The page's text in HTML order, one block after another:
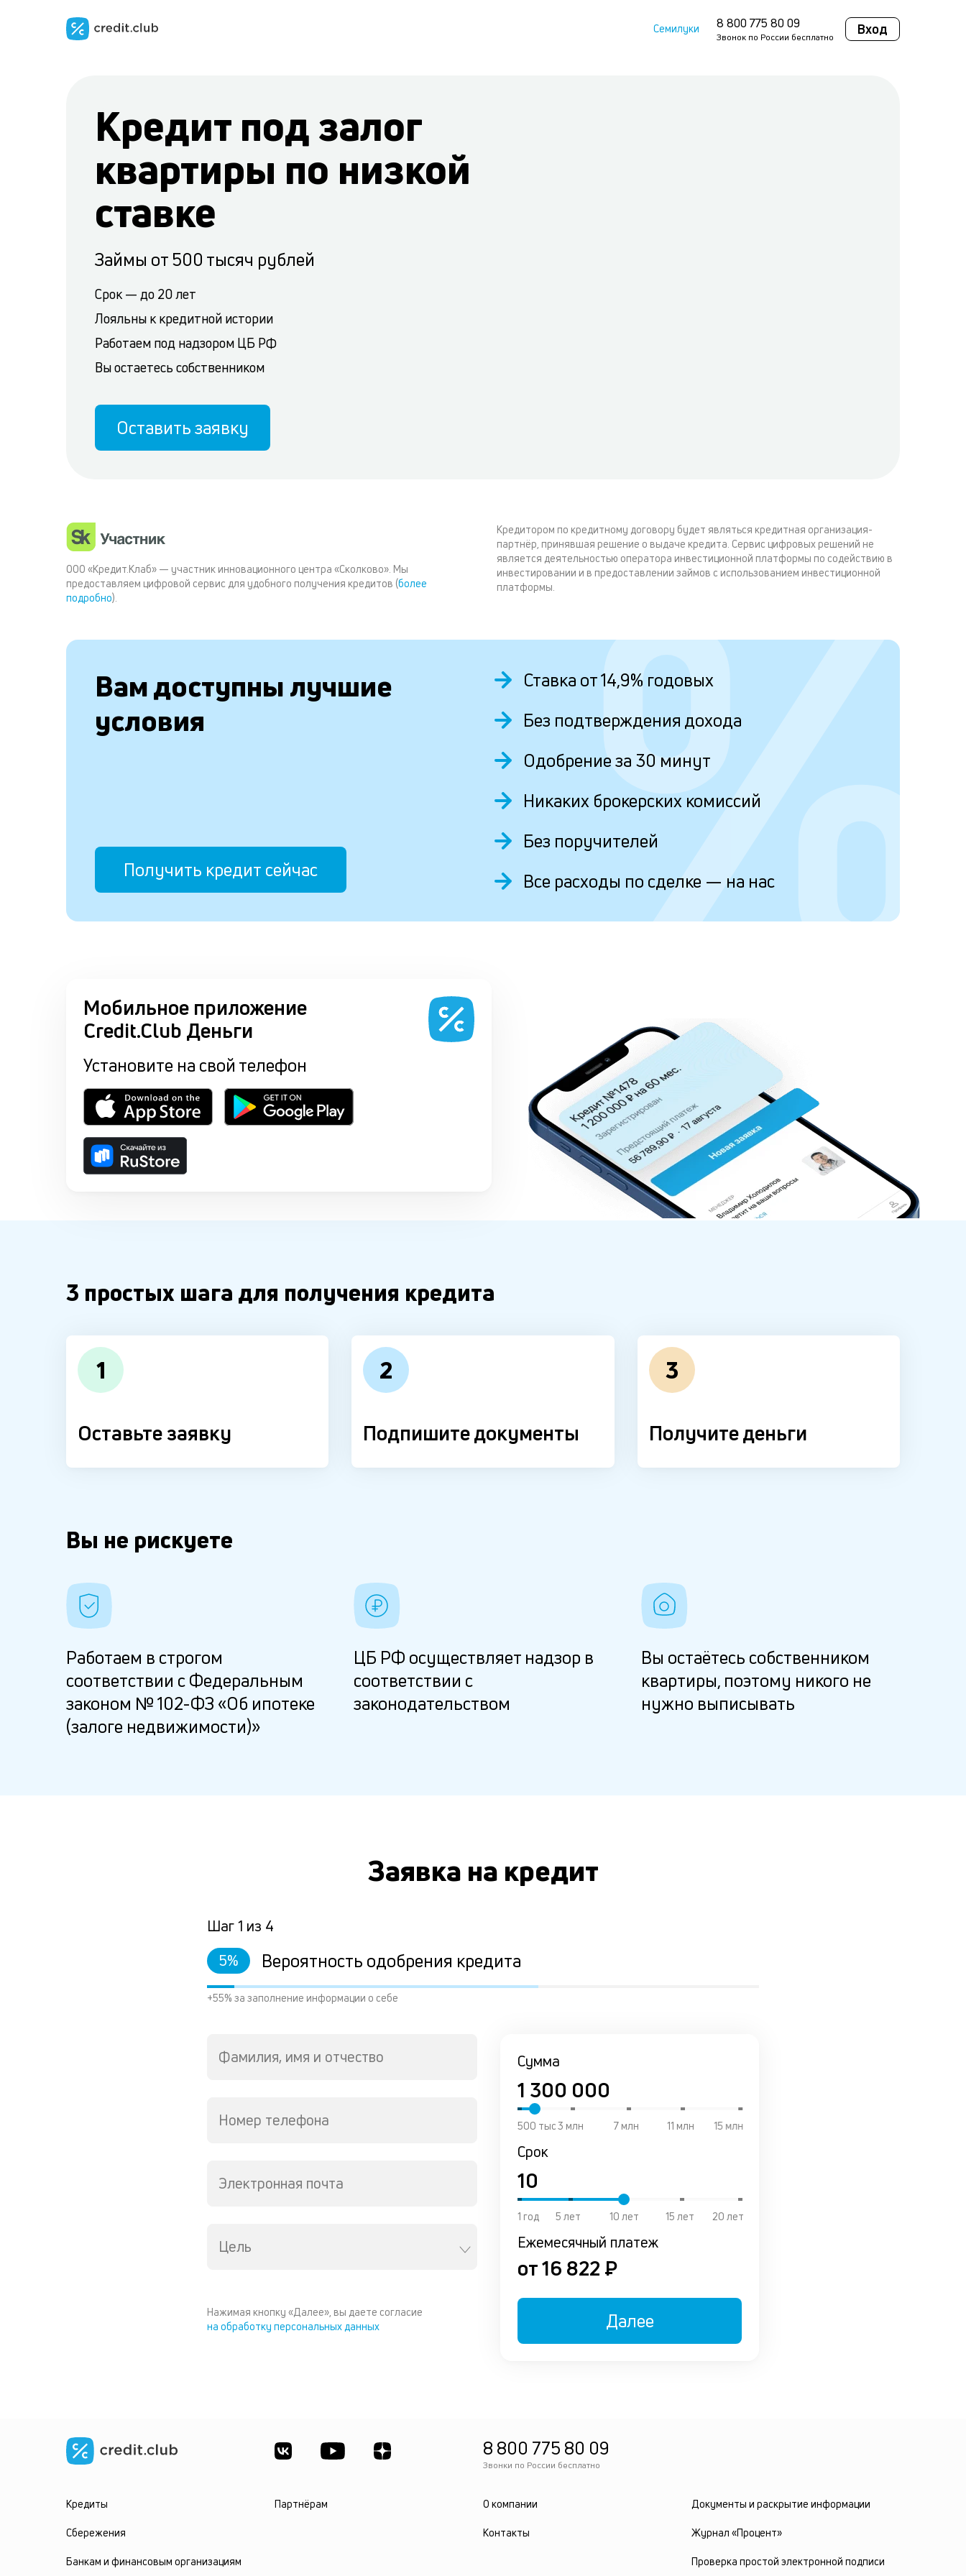
Семилуки 8 800 775 80 09
Звонок по России бесплатно Вход
Кредит под залог
квартиры по низкой
ставке
Займы от 500 тысяч рублей
Срок — до 20 лет
Лояльны к кредитной истории
Работаем под надзором ЦБ РФ
Вы остаетесь собственником
Оставить заявку
ООО «Кредит.Клаб» — участник инновационного центра «Сколково». Мы
предоставляем цифровой сервис для удобного получения кредитов (более
подробно).
Кредитором по кредитному договору будет являться кредитная организация-
партнёр, принявшая решение о выдаче кредита. Сервис цифровых решений не
является деятельностью оператора инвестиционной платформы по содействию в
инвестировании и в предоставлении займов с использованием инвестиционной
платформы.
%
Вам доступны лучшие
условия
Получить кредит сейчас
Ставка от 14,9% годовых
Без подтверждения дохода
Одобрение за 30 минут
Никаких брокерских комиссий
Без поручителей
Все расходы по сделке — на нас
Мобильное приложение
Credit.Club Деньги
Установите на свой телефон
3 простых шага для получения кредита
1
Оставьте заявку
2
Подпишите документы
3
Получите деньги
Вы не рискуете
Работаем в строгом
соответствии с Федеральным
законом № 102-ФЗ «Об ипотеке
(залоге недвижимости)»
ЦБ РФ осуществляет надзор в
соответствии с
законодательством
Вы остаётесь собственником
квартиры, поэтому никого не
нужно выписывать
Заявка на кредит
Шаг1 из 4
5% Вероятность одобрения кредита
+55% за заполнение информации о себе
Сумма
15 млн
11 млн
7 млн
3 млн
500 тыс
Срок
20 лет
15 лет
10 лет
5 лет
1 год
Ежемесячный платеж
от 16 822 ₽
Далее
Фамилия, имя и отчество
Номер телефона
Электронная почта
Цель
Нажимая кнопку «Далее», вы даете согласие
на обработку персональных данных
8 800 775 80 09
Звонки по России бесплатно
Кредиты
Сбережения
Банкам и финансовым организациям
Партнёрам О компании
Контакты
Документы и раскрытие информации
Журнал «Процент»
Проверка простой электронной подписи